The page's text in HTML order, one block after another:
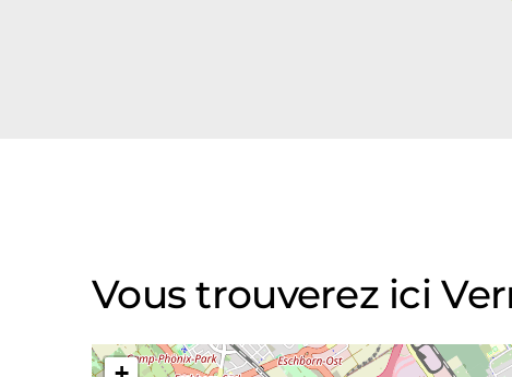
Vous trouverez ici